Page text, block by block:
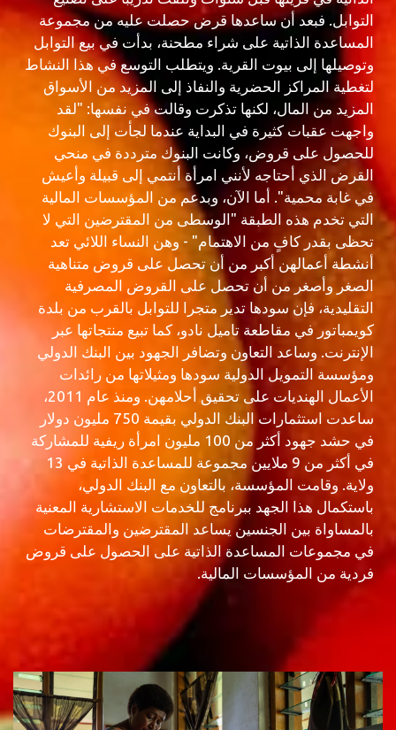
التوابل. فبعد أن ساعدها قرض حصلت عليه من مجموعة
المساعدة الذاتية على شراء مطحنة، بدأت في بيع التوابل
وتوصيلها إلى بيوت القرية. ويتطلب التوسع في هذا النشاط
لتغطية المراكز الحضرية والنفاذ إلى المزيد من الأسواق
المزيد من المال، لكنها تذكرت وقالت في نفسها: "لقد
واجهت عقبات كثيرة في البداية عندما لجأت إلى البنوك
للحصول على قروض، وكانت البنوك مترددة في منحي
القرض الذي أحتاجه لأنني امرأة أنتمي إلى قبيلة وأعيش
في غابة محمية". أما الآن، وبدعم من المؤسسات المالية
التي تخدم هذه الطبقة "الوسطى من المقترضين التي لا
تحظى بقدر كافٍ من الاهتمام" - وهن النساء اللائي تعد
أنشطة أعمالهن أكبر من أن تحصل على قروض متناهية
الصغر وأصغر من أن تحصل على القروض المصرفية
التقليدية، فإن سودها تدير متجرا للتوابل بالقرب من بلدة
كويمباتور في مقاطعة تاميل نادو، كما تبيع منتجاتها عبر
الإنترنت. وساعد التعاون وتضافر الجهود بين البنك الدولي
ومؤسسة التمويل الدولية سودها ومثيلاتها من رائدات
الأعمال الهنديات على تحقيق أحلامهن. ومنذ عام 2011،
ساعدت استثمارات البنك الدولي بقيمة 750 مليون دولار
في حشد جهود أكثر من 100 مليون امرأة ريفية للمشاركة
في أكثر من 9 ملايين مجموعة للمساعدة الذاتية في 13
ولاية. وقامت المؤسسة، بالتعاون مع البنك الدولي،
باستكمال هذا الجهد ببرنامج للخدمات الاستشارية المعنية
بالمساواة بين الجنسين يساعد المقترضين والمقترضات
في مجموعات المساعدة الذاتية على الحصول على قروض
فردية من المؤسسات المالية.